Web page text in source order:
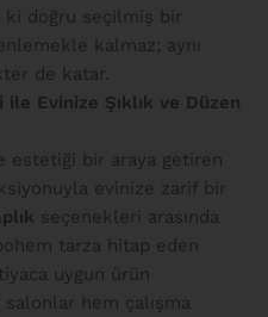
ki doğru seçilmiş bir
kalmaz; aynı
de katar.
Evinize Şıklık ve Düzen
estetiği bir araya getiren
evinize zarif bir
seçenekleri arasında
tarza hitap eden
uygun ürün
hem çalışma